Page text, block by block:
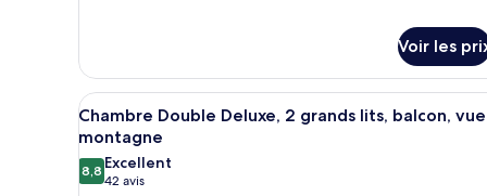
lits,
balcon
de
chambre
Chambre
Double
Standard,
2
grands
Voir les
Afficher
toutes
les
photos
Une chambre d’hôtel avec
3
Chambre Double Deluxe, 2 grands lits, balcon, vue
montagne
8,88,8 sur 10
Excellent
42 avis
(42 avis)